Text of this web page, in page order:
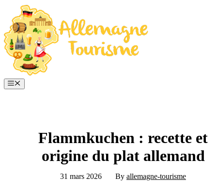
contenu
Menu
Flammkuchen : recette et
origine du plat allemand
31 mars 2026 By allemagne-tourisme